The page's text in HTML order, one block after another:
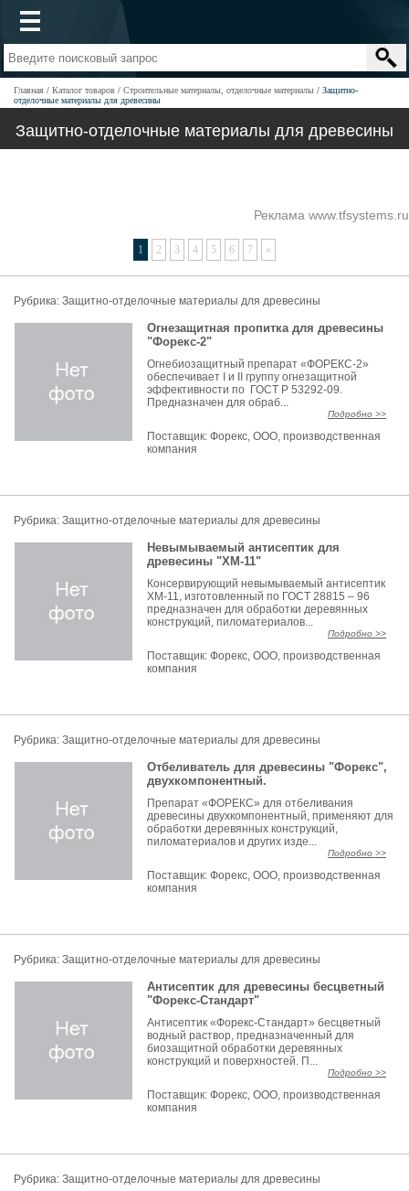
Главная Каталог товаров Строительные материалы, отделочные материалы
Защитно-
отделочные материалы для древесины
Защитно-отделочные материалы для древесины
Реклама www.tfsystems.ru
1 2 3 4 5 6 7 »
Рубрика: Защитно-отделочные материалы для древесины
Огнезащитная пропитка для древесины
"Форекс-2"
Огнебиозащитный препарат «ФОРЕКС-2»
обеспечивает I и II группу огнезащитной
эффективности по ГОСТ Р 53292-09.
Предназначен для обраб...
Подробно >>
Поставщик:Форекс, ООО, производственная
компания
Рубрика: Защитно-отделочные материалы для древесины
Невымываемый антисептик для
древесины "ХМ-11"
Консервирующий невымываемый антисептик
ХМ-11, изготовленный по ГОСТ 28815 – 96
предназначен для обработки деревянных
конструкций, пиломатериалов...
Подробно >>
Поставщик:Форекс, ООО, производственная
компания
Рубрика: Защитно-отделочные материалы для древесины
Отбеливатель для древесины "Форекс",
двухкомпонентный.
Препарат «ФОРЕКС» для отбеливания
древесины двухкомпонентный, применяют для
обработки деревянных конструкций,
пиломатериалов и других изде...
Подробно >>
Поставщик:Форекс, ООО, производственная
компания
Рубрика: Защитно-отделочные материалы для древесины
Антисептик для древесины бесцветный
"Форекс-Стандарт"
Антисептик «Форекс-Стандарт» бесцветный
водный раствор, предназначенный для
биозащитной обработки деревянных
конструкций и поверхностей. П...
Подробно >>
Поставщик:Форекс, ООО, производственная
компания
Рубрика: Защитно-отделочные материалы для древесины